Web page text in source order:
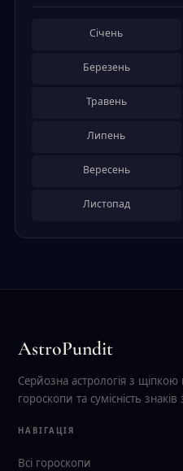
Січень
Березень
Травень
Липень
Вересень
Листопад
AstroPundit
Серйозна астрологія з щіпкою
гороскопи та сумісність знаків
НАВІГАЦІЯ
Всі гороскопи